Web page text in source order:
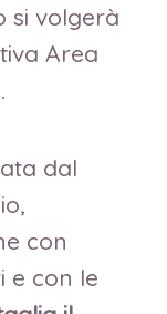
si volgerà
Area
dal
con
e con le